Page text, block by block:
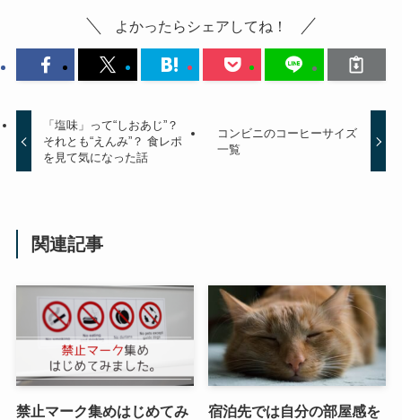
よかったらシェアしてね！
「塩味」って“しおあじ”？
それとも“えんみ”？ 食レポ
を見て気になった話
コンビニのコーヒーサイズ
一覧
関連記事
禁止マーク集めはじめてみ
宿泊先では自分の部屋感を